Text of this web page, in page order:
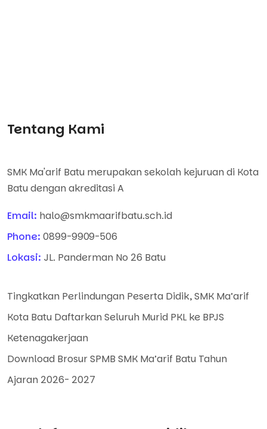
Tentang Kami
SMK Ma'arif Batu merupakan sekolah kejuruan di Kota
Batu dengan akreditasi A
Email: halo@smkmaarifbatu.sch.id
Phone: 0899-9909-506
Lokasi: JL. Panderman No 26 Batu
Tingkatkan Perlindungan Peserta Didik, SMK Ma’arif
Kota Batu Daftarkan Seluruh Murid PKL ke BPJS
Ketenagakerjaan
Download Brosur SPMB SMK Ma’arif Batu Tahun
Ajaran 2026- 2027